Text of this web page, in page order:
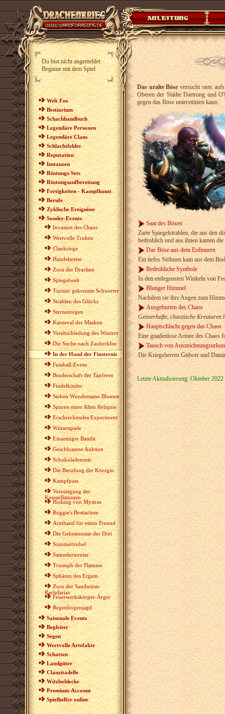
Du bist nicht angemeldet
Beginne mit dem Spiel
Welt Feo
Bestiarium
Schachhandbuch
Legendäre Personen
Legendäre Clans
Schlachtfelder
Reputation
Instanzen
Rüstungs-Sets
Rüstungsaufbereitung
Fertigkeiten - Kampfkunst
Berufe
Zyklische Ereignisse
Sonder-Events
Invasion des Chaos
Wertvolle Truhen
Clankriege
Handelsreise
Zorn der Drachen
Spiegelwelt
Turnier gekreuzte Schwerter
Strahlen des Glücks
Sternenregen
Karneval der Masken
Verabschiedung des Winters
Die Suche nach Zauberklee
In der Hand der Finsternis
Fussball-Event
Bruderschaft der Tapferen
Findelkinder
Sieben Wundersame Blumen
Spuren einer Alten Reliquie
Erschreckendes Experiment
Winterspiele
Einarmiger Bandit
Geschlossene Auktion
Schokoladenzeit
Die Berufung der Königin
Kampfpass
Vereinigung der
Konstellationen
Heilung von Mystras
Roggie's Bestiarium
Armband für einen Freund
Die Geheimnisse der Drei
Sommertrubel
Sammlerturnier
Triumph der Flamme
Sphären des Ergam
Zorn der Sandwüste
Rachdarias
Feuerwerkskörper-Ärger
Regenbogenjagd
Saisonale Events
Begleiter
Segen
Wertvolle Artefakte
Schatten
Landgüter
Clanzitadelle
Witzboldecke
Premium-Account
Spielhelfer online
Das uralte Böseversucht stets
Oberen der Städte Dartrong und
gegen das Böse unterstützen kann.
Saat des Bösen
Zarte Spiegelstrahlen, die aus den
bedrohlich und aus ihnen kamen
Das Böse aus dem Erdinnern
Ein tiefes Stöhnen kam aus dem
Bedrohliche Symbole
In den entlegensten Winkeln von
Blutiger Himmel
Nachdem sie ihre Augen zum
Ausgeburten des Chaos
Geisterhafte, chaotische Kreaturen
Hauptschlacht gegen das Chaos
Eine gnadenlose Armee des Chaos
Tausch von
Die Kriegsherren Gidwer und
Letzte Aktualisierung: Oktober 2022